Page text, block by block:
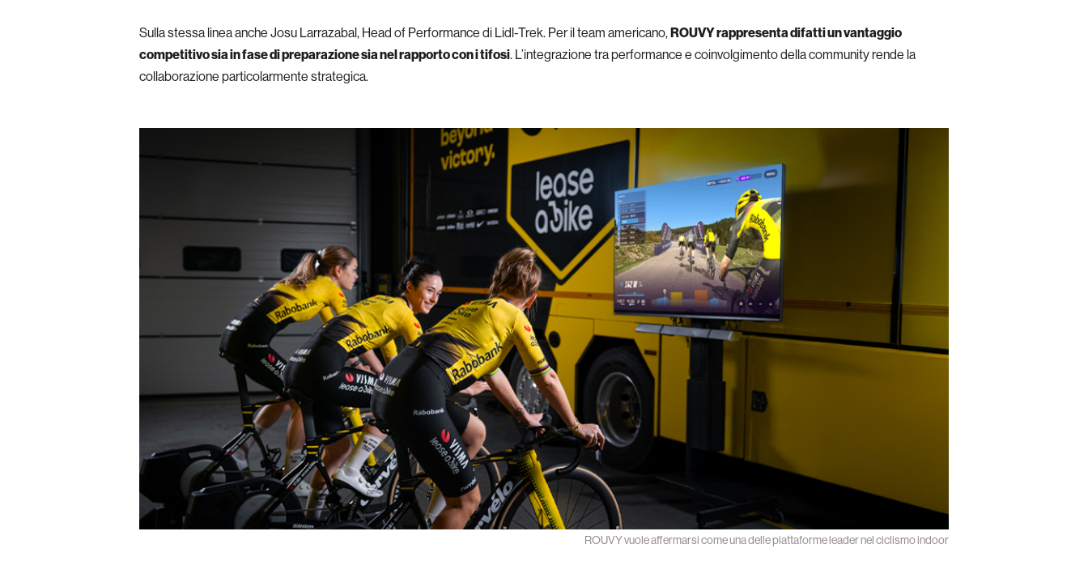
Sulla stessa linea anche Josu Larrazabal, Head of Performance di Lidl-Trek. Per il team americano,ROUVY rappresenta difatti un vantaggio
competitivo sia in fase di preparazione sia nel rapporto con i tifosi. L’integrazione tra performance e coinvolgimento della community rende la
collaborazione particolarmente strategica.
ROUVY vuole affermarsi come una delle piattaforme leader nel ciclismo indoor